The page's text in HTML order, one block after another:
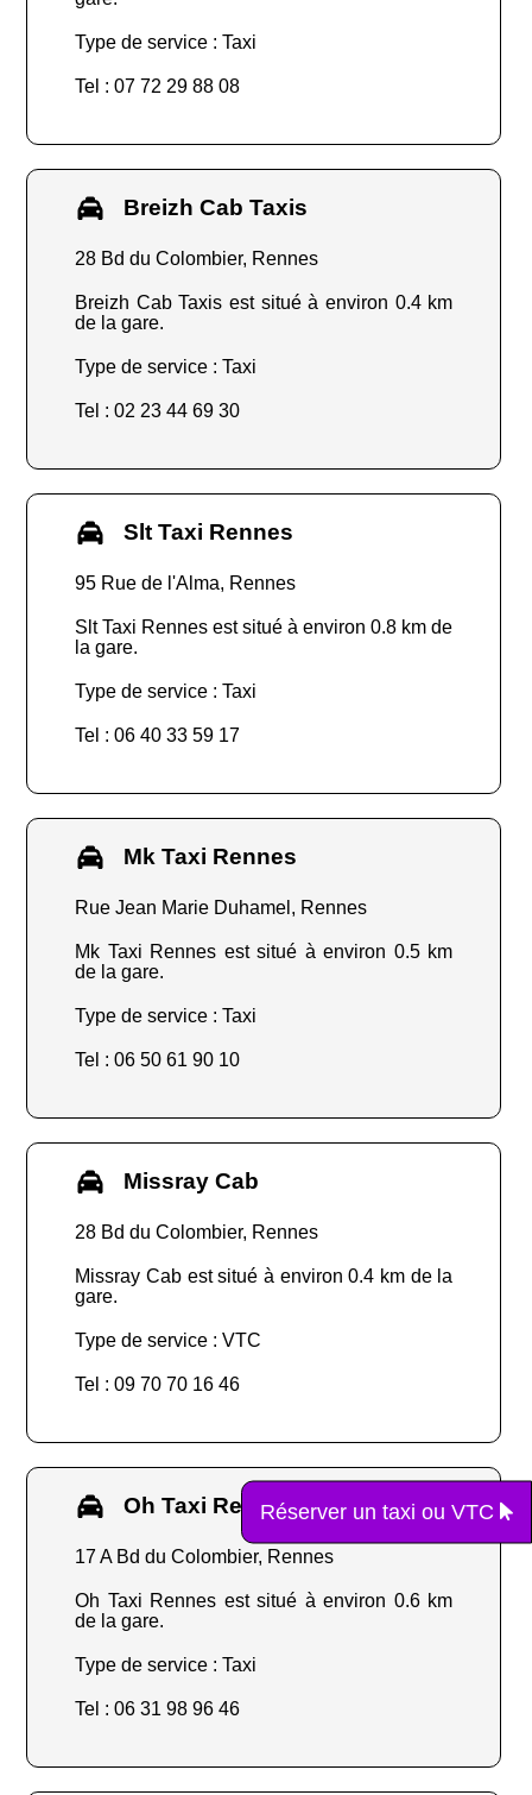
Type de service : Taxi
Tel : 07 72 29 88 08
Breizh Cab Taxis
28 Bd du Colombier, Rennes
Breizh Cab Taxis est situé à environ 0.4 km
de la gare.
Type de service : Taxi
Tel : 02 23 44 69 30
Slt Taxi Rennes
95 Rue de l'Alma, Rennes
Slt Taxi Rennes est situé à environ 0.8 km de
la gare.
Type de service : Taxi
Tel : 06 40 33 59 17
Mk Taxi Rennes
Rue Jean Marie Duhamel, Rennes
Mk Taxi Rennes est situé à environ 0.5 km
de la gare.
Type de service : Taxi
Tel : 06 50 61 90 10
Missray Cab
28 Bd du Colombier, Rennes
Missray Cab est situé à environ 0.4 km de la
gare.
Type de service : VTC
Tel : 09 70 70 16 46
Oh Taxi Rennes
17 A Bd du Colombier, Rennes
Oh Taxi Rennes est situé à environ 0.6 km
de la gare.
Type de service : Taxi
Tel : 06 31 98 96 46
Réserver un taxi ou VTC